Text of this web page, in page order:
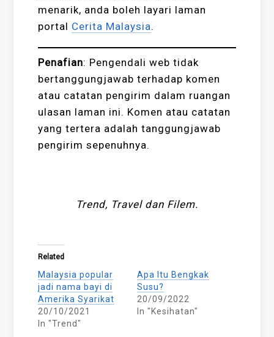
menarik, anda boleh layari laman
portal Cerita Malaysia.
Penafian: Pengendali web tidak
bertanggungjawab terhadap komen
atau catatan pengirim dalam ruangan
ulasan laman ini. Komen atau catatan
yang tertera adalah tanggungjawab
pengirim sepenuhnya.
Trend, Travel dan Filem.
Related
Malaysia popular
jadi nama bayi di
Amerika Syarikat
20/10/2021
In "Trend"
Apa Itu Bengkak
Susu?
20/09/2022
In "Kesihatan"